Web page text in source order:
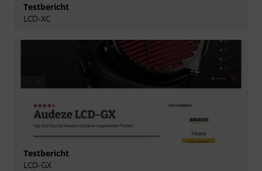
Testbericht
LCD-XC
Testbericht
LCD-GX